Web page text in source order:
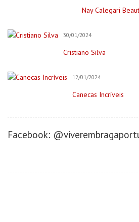
Decorações e Espaços
Fitness
Negócios/Serviços
Cafeterias/Lachonetes
Nay Calegari
30/01/2024
Cristiano Silva
12/01/2024
Canecas Incríveis
Facebook: